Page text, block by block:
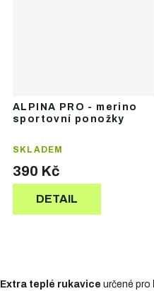
ALPINA PRO - merino
sportovní ponožky
SKLADEM
390 Kč
DETAIL
Extra teplé rukavice určené pro